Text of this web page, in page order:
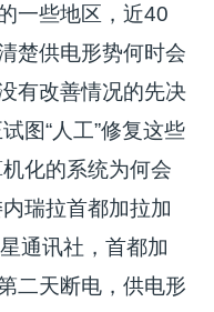
一些地区，近40
楚供电形势何时会
有改善情况的先决
图“人工”修复这些
化的系统为何会
瑞拉首都加拉加
通讯社，首都加
二天断电，供电形